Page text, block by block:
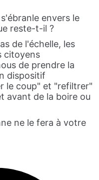
envers le
reste-t-il ?
de l'échelle, les
citoyens
de prendre la
dispositif
le coup" et "refiltrer"
avant de la boire ou
ne le fera à votre